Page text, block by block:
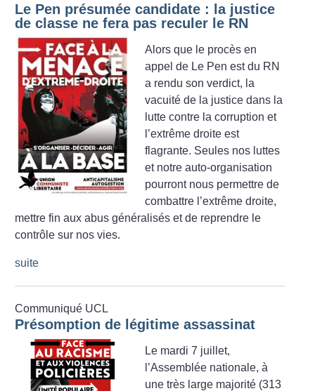
Le Pen présumée candidate : la justice
de classe ne fera pas reculer le RN
Alors que le procès en
appel de Le Pen est du RN
a rendu son verdict, la
vacuité de la justice dans la
lutte contre la corruption et
l’extrême droite est
flagrante. Seules nos luttes
et notre auto-organisation
pourront nous permettre de
combattre l’extrême droite,
mettre fin aux abus généralisés et de reprendre le
contrôle sur nos vies.
suite
Communiqué UCL
Présomption de légitime assassinat
Le mardi 7 juillet,
l’Assemblée nationale, à
une très large majorité (313